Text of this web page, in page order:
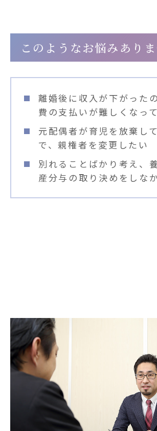
このようなお悩みあり
離婚後に収入が下がった
費の支払いが難しくなっ
元配偶者が育児を放棄し
で、親権者を変更したい
別れることばかり考え、
産分与の取り決めをしな